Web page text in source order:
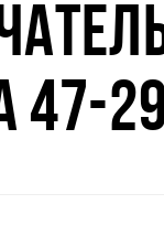
29